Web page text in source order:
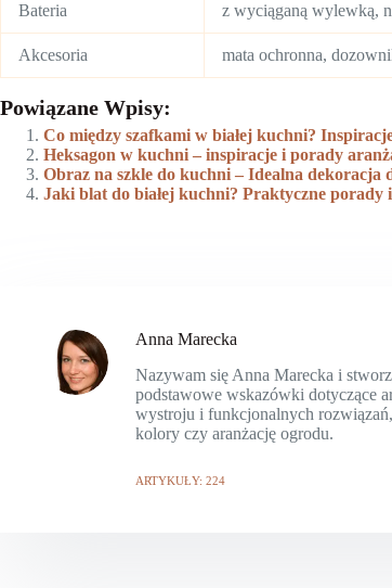
Bateria z wyciąganą wylewką,
Akcesoria mata ochronna,
Powiązane Wpisy:
Co między szafkami w białej kuchni?
Heksagon w kuchni – inspiracje i porady
Obraz na szkle do kuchni – Idealna dekoracja
Jaki blat do białej kuchni? Praktyczne porady
Anna Marecka
Nazywam się Anna Marecka i
podstawowe wskazówki dotyczące
wystroju i funkcjonalnych
kolory czy aranżację ogrodu.
ARTYKUŁY: 224